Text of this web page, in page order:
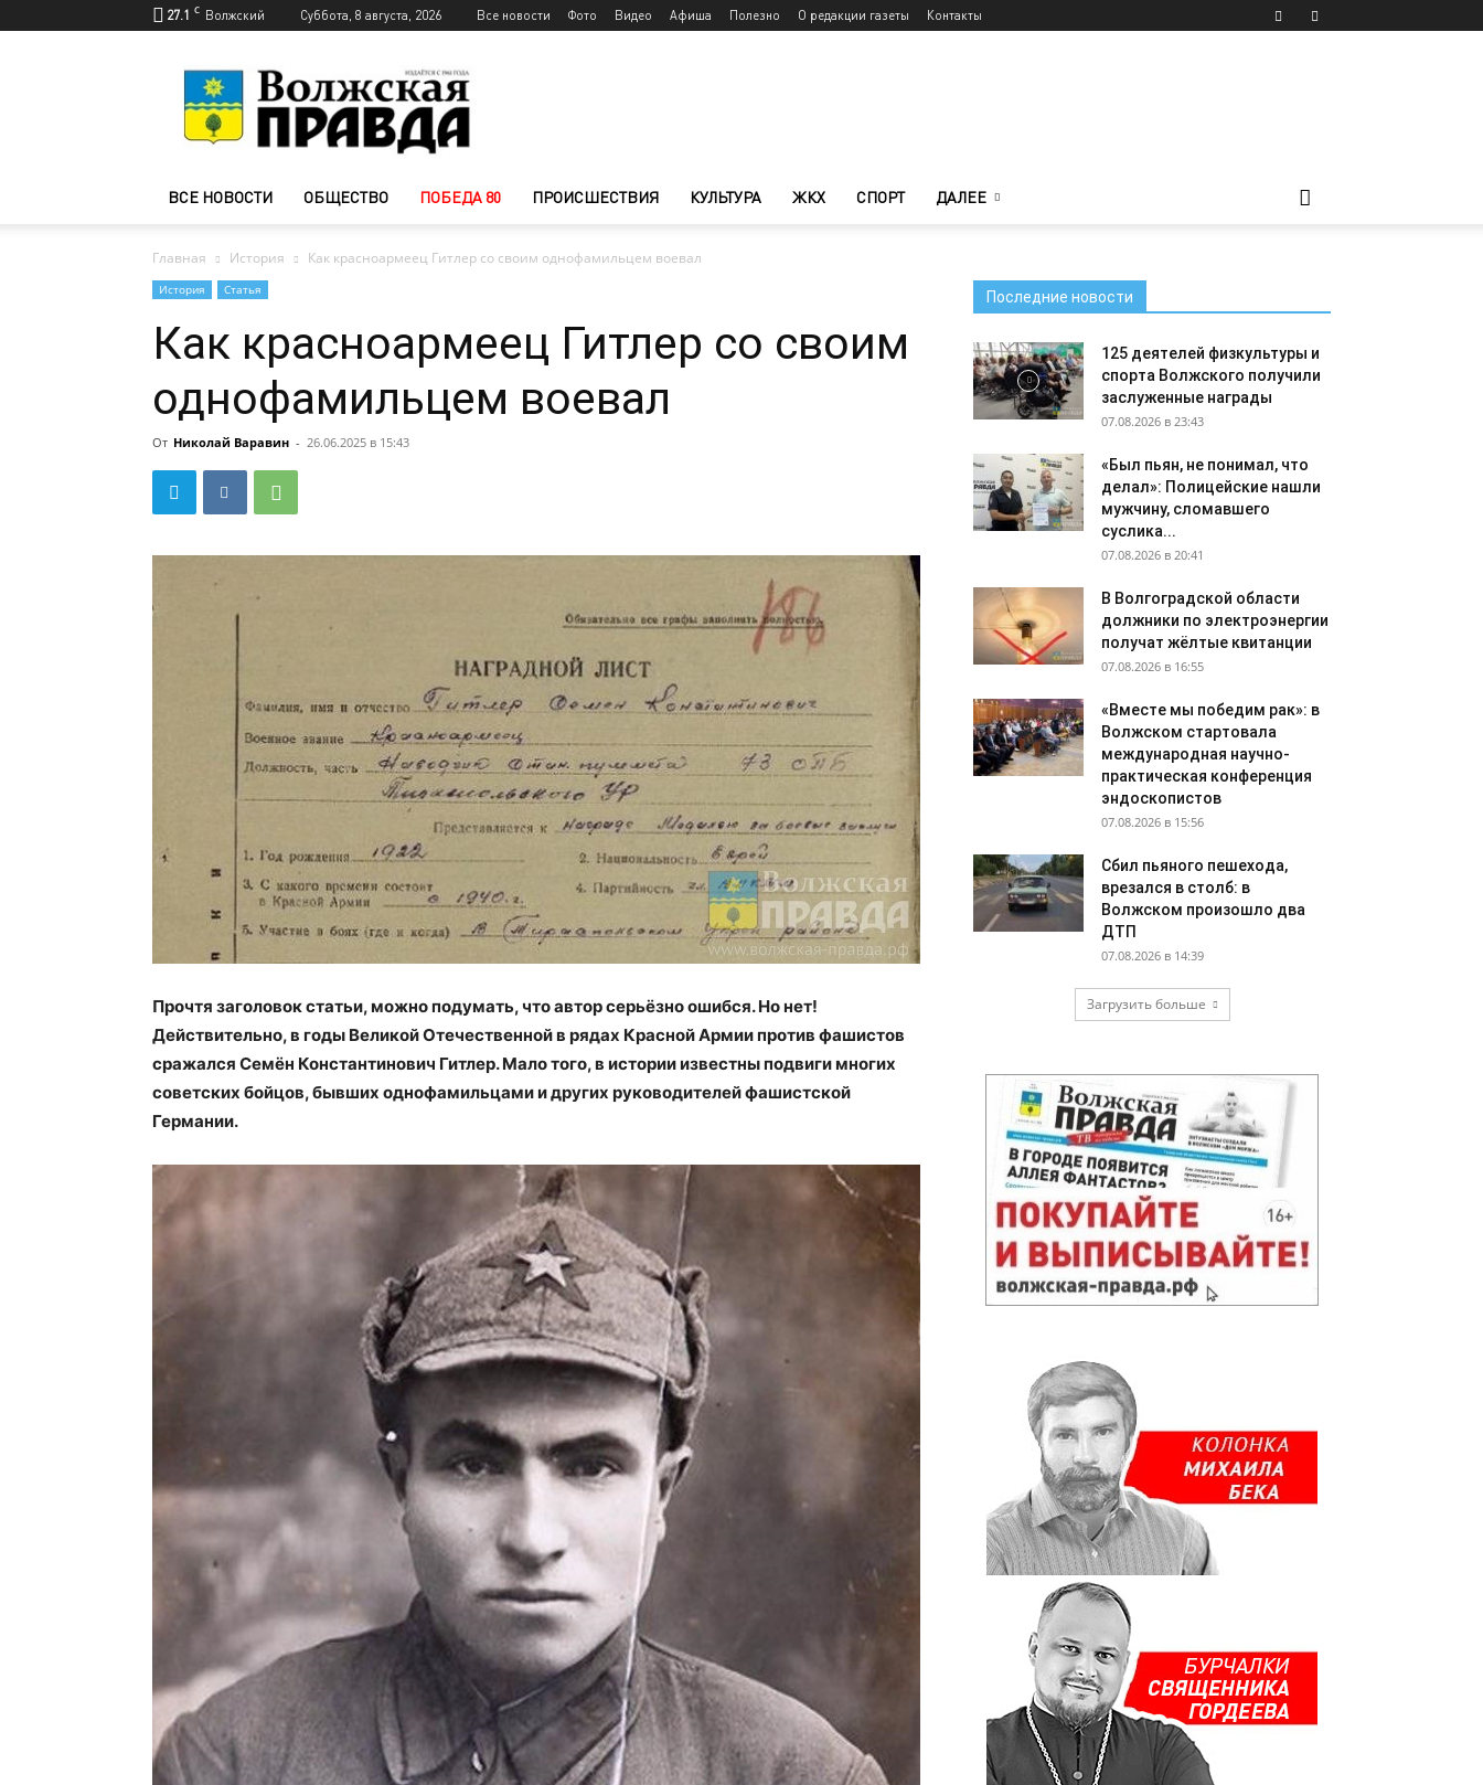
27.1 C Волжский Суббота, 8 августа, 2026 Все новости Фото Видео Афиша Полезно О редакции газеты Контакты
Волжского
—
Волжская
ВСЕ НОВОСТИ ОБЩЕСТВО ПОБЕДА 80 ПРОИСШЕСТВИЯ КУЛЬТУРА ЖКХ СПОРТ ДАЛЕЕ
Главная История Как красноармеец Гитлер со своим однофамильцем воевал
История Статья
Как красноармеец Гитлер со своим
однофамильцем воевал
От Николай Варавин - 26.06.2025 в 15:43
Прочтя заголовок статьи, можно подумать, что автор серьёзно ошибся. Но нет!
Действительно, в годы Великой Отечественной в рядах Красной Армии против фашистов
сражался Семён Константинович Гитлер. Мало того, в истории известны подвиги многих
советских бойцов, бывших однофамильцами и других руководителей фашистской
Германии.
Последние новости
125 деятелей физкультуры и
спорта Волжского получили
заслуженные награды
07.08.2026 в 23:43
«Был пьян, не понимал, что
делал»: Полицейские нашли
мужчину, сломавшего
суслика...
07.08.2026 в 20:41
В Волгоградской области
должники по электроэнергии
получат жёлтые квитанции
07.08.2026 в 16:55
«Вместе мы победим рак»: в
Волжском стартовала
международная научно-
практическая конференция
эндоскопистов
07.08.2026 в 15:56
Сбил пьяного пешехода,
врезался в столб: в
Волжском произошло два
ДТП
07.08.2026 в 14:39
Загрузить больше